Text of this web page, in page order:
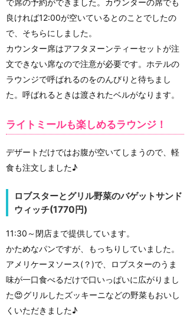
で席の予約ができました。カウンターの席でも
良ければ12:00が空いているとのことでしたの
で、そちらにしました。
カウンター席はアフタヌーンティーセットが注
文できない席なので注意が必要です。ホテルの
ラウンジで呼ばれるのをのんびりと待ちまし
た。呼ばれるときは渡されたベルがなります。
ライトミールも楽しめるラウンジ！
デザートだけではお腹が空いてしまうので、軽
食も注文しました♪
ロブスターとグリル野菜のバゲットサンド
ウィッチ(1770円)
11:30～閉店まで提供しています。
かためなパンですが、もっちりしていました。
アメリケーヌソース(？)で、ロブスターのうま
味が一口食べるだけで口いっぱいに広がりまし
た😍グリルしたズッキーニなどの野菜もおいし
くいただきました♪